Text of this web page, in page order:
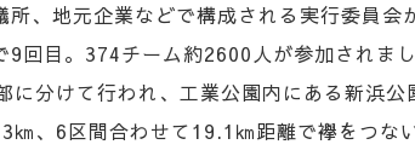
、地元企業などで構成される実行委員会
回目。374チーム約2600人が参加されまし
分けて行われ、工業公園内にある新浜公
、6区間合わせて19.1㎞距離で襷をつな